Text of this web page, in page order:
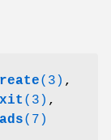
(3) ,
(3) ,
(7)